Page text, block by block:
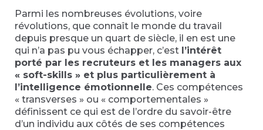
Parmi les nombreuses évolutions, voire
révolutions, que connaît le monde du travail
depuis presque un quart de siècle, il en est une
qui n’a pas pu vous échapper, c’est l’intérêt
porté par les recruteurs et les managers aux
« soft-skills » et plus particulièrement à
l’intelligence émotionnelle. Ces compétences
« transverses » ou « comportementales »
définissent ce qui est de l’ordre du savoir-être
d’un individu aux côtés de ses compétences